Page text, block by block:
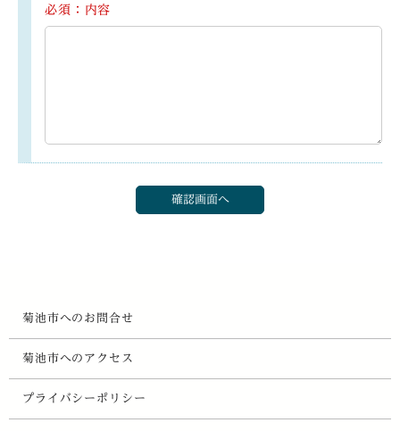
必須：内容
菊池市へのお問合せ
菊池市へのアクセス
プライバシーポリシー